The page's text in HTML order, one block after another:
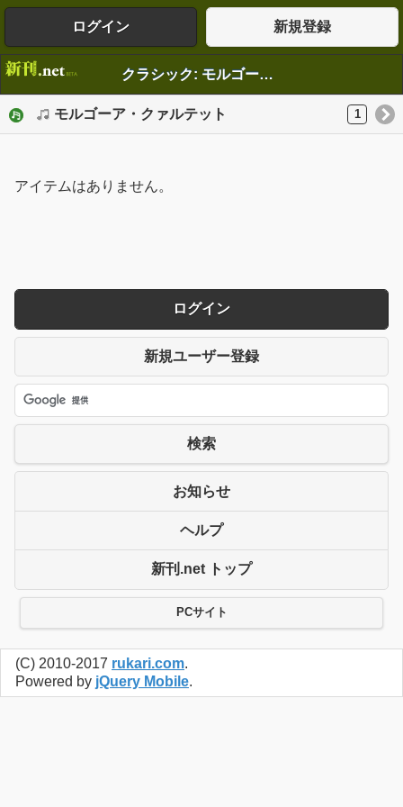
ログイン 新規登録
クラシック: モルゴーア・クァルテット
モルゴーア・クァルテット 1
アイテムはありません。
ログイン
新規ユーザー登録
検索
お知らせ
ヘルプ
新刊.net トップ
PCサイト
(C) 2010-2017 rukari.com.
Powered by jQuery Mobile.